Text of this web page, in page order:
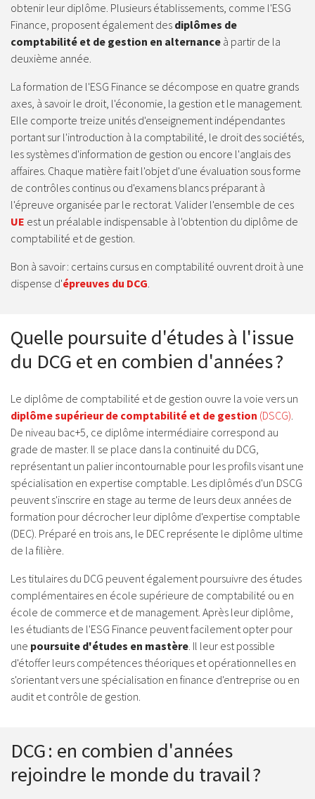
obtenir leur diplôme. Plusieurs établissements, comme l'ESG
Finance, proposent également des diplômes de
comptabilité et de gestion en alternance à partir de la
deuxième année.
La formation de l'ESG Finance se décompose en quatre grands
axes, à savoir le droit, l'économie, la gestion et le management.
Elle comporte treize unités d'enseignement indépendantes
portant sur l'introduction à la comptabilité, le droit des sociétés,
les systèmes d'information de gestion ou encore l'anglais des
affaires. Chaque matière fait l'objet d'une évaluation sous forme
de contrôles continus ou d'examens blancs préparant à
l'épreuve organisée par le rectorat. Valider l'ensemble de ces
UE est un préalable indispensable à l'obtention du diplôme de
comptabilité et de gestion.
Bon à savoir : certains cursus en comptabilité ouvrent droit à une
dispense d'épreuves du DCG.
Quelle poursuite d'études à l'issue
du DCG et en combien d'années ?
Le diplôme de comptabilité et de gestion ouvre la voie vers un
diplôme supérieur de comptabilité et de gestion (DSCG).
De niveau bac+5, ce diplôme intermédiaire correspond au
grade de master. Il se place dans la continuité du DCG,
représentant un palier incontournable pour les profils visant une
spécialisation en expertise comptable. Les diplômés d'un DSCG
peuvent s'inscrire en stage au terme de leurs deux années de
formation pour décrocher leur diplôme d'expertise comptable
(DEC). Préparé en trois ans, le DEC représente le diplôme ultime
de la filière.
Les titulaires du DCG peuvent également poursuivre des études
complémentaires en école supérieure de comptabilité ou en
école de commerce et de management. Après leur diplôme,
les étudiants de l'ESG Finance peuvent facilement opter pour
une poursuite d'études en mastère. Il leur est possible
d'étoffer leurs compétences théoriques et opérationnelles en
s'orientant vers une spécialisation en finance d'entreprise ou en
audit et contrôle de gestion.
DCG : en combien d'années
rejoindre le monde du travail ?